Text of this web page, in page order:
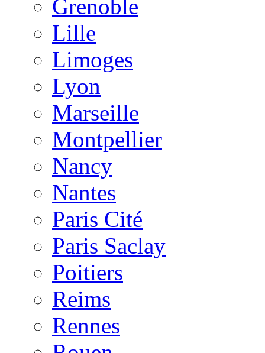
Grenoble
Lille
Limoges
Lyon
Marseille
Montpellier
Nancy
Nantes
Paris Cité
Paris Saclay
Poitiers
Reims
Rennes